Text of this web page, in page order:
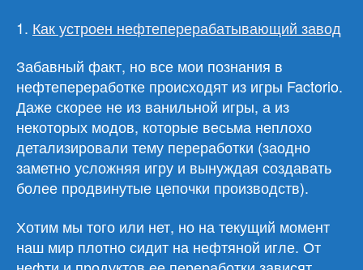
1. Как устроен нефтеперерабатывающий завод
Забавный факт, но все мои познания в
нефтепереработке происходят из игры Factorio.
Даже скорее не из ванильной игры, а из
некоторых модов, которые весьма неплохо
детализировали тему переработки (заодно
заметно усложняя игру и вынуждая создавать
более продвинутые цепочки производств).
Хотим мы того или нет, но на текущий момент
наш мир плотно сидит на нефтяной игле. От